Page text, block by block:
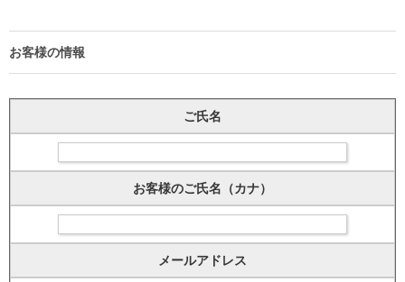
お客様の情報
ご氏名
お客様のご氏名（カナ）
メールアドレス